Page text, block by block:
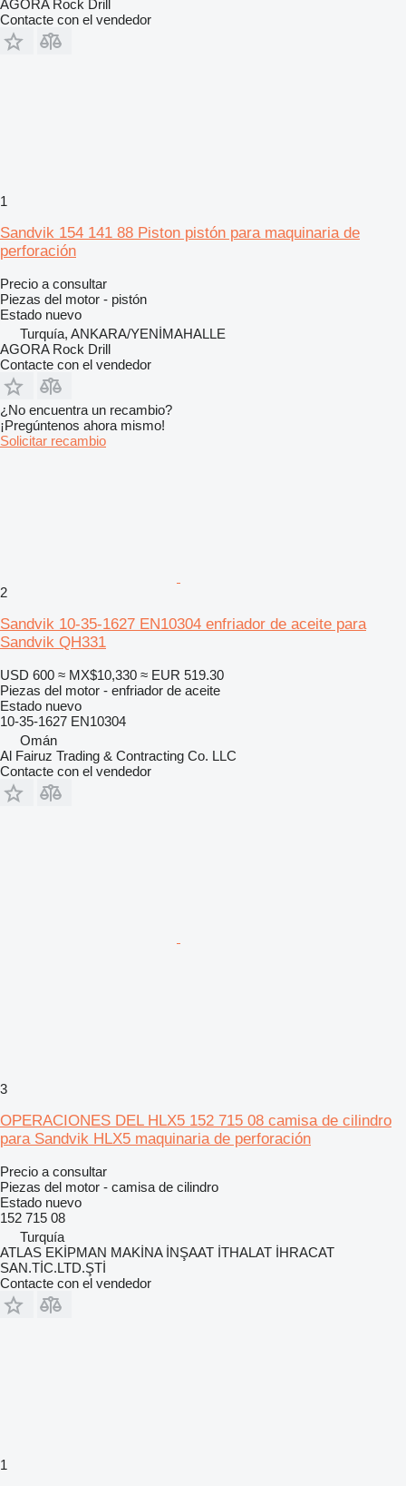
AGORA Rock Drill
Contacte con el vendedor
1
Sandvik 154 141 88 Piston pistón para maquinaria de
perforación
Precio a consultar
Piezas del motor - pistón
Estado nuevo
Turquía, ANKARA/YENİMAHALLE
AGORA Rock Drill
Contacte con el vendedor
¿No encuentra un recambio?
¡Pregúntenos ahora mismo!
Solicitar recambio
2
Sandvik 10-35-1627 EN10304 enfriador de aceite para
Sandvik QH331
USD 600 ≈ MX$10,330 ≈ EUR 519.30
Piezas del motor - enfriador de aceite
Estado nuevo
10-35-1627 EN10304
Omán
Al Fairuz Trading & Contracting Co. LLC
Contacte con el vendedor
3
OPERACIONES DEL HLX5 152 715 08 camisa de cilindro
para Sandvik HLX5 maquinaria de perforación
Precio a consultar
Piezas del motor - camisa de cilindro
Estado nuevo
152 715 08
Turquía
ATLAS EKİPMAN MAKİNA İNŞAAT İTHALAT İHRACAT
SAN.TİC.LTD.ŞTİ
Contacte con el vendedor
1